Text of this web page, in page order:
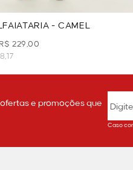
- CAMEL
229,00
e promoções que
Caso